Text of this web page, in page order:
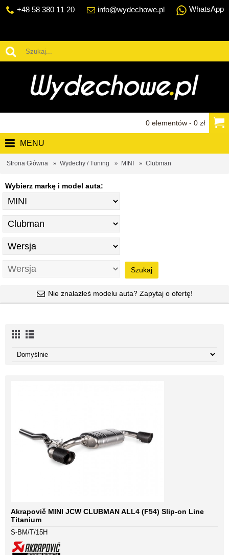
+48 58 380 11 20 info@wydechowe.pl WhatsApp
0 elementów - 0 zł
MENU
Strona Główna Wydechy / Tuning MINI Clubman
Wybierz markę i model auta:
Szukaj
Nie znalazłeś modelu auta? Zapytaj o ofertę!
Akrapovič MINI JCW CLUBMAN ALL4 (F54) Slip-on Line
Titanium
S-BM/T/15H